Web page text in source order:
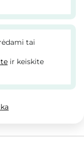
tai
ir keiskite